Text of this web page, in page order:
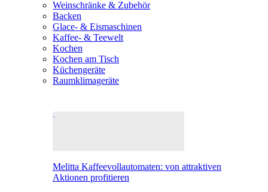
Weinschränke & Zubehör
Backen
Glace- & Eismaschinen
Kaffee- & Teewelt
Kochen
Kochen am Tisch
Küchengeräte
Raumklimageräte
Melitta Kaffeevollautomaten: von attraktiven
Aktionen profitieren